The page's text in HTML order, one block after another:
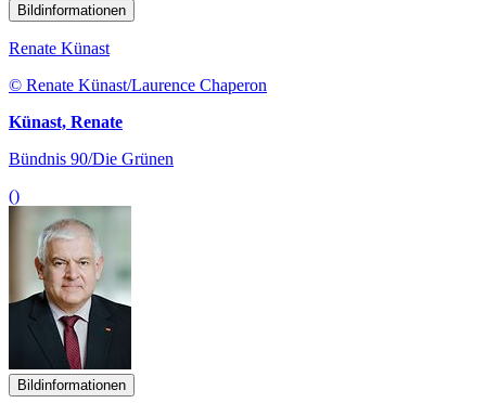
Bildinformationen
Renate Künast
© Renate Künast/Laurence Chaperon
Künast, Renate
Bündnis 90/Die Grünen
()
Bildinformationen